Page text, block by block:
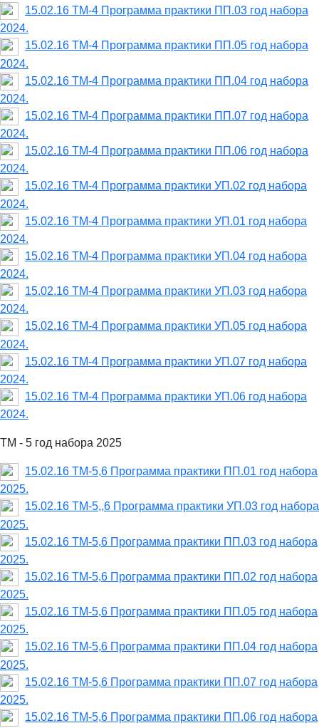
15.02.16 ТМ-4 Программа практики ПП.03 год набора
2024.
15.02.16 ТМ-4 Программа практики ПП.05 год набора
2024.
15.02.16 ТМ-4 Программа практики ПП.04 год набора
2024.
15.02.16 ТМ-4 Программа практики ПП.07 год набора
2024.
15.02.16 ТМ-4 Программа практики ПП.06 год набора
2024.
15.02.16 ТМ-4 Программа практики УП.02 год набора
2024.
15.02.16 ТМ-4 Программа практики УП.01 год набора
2024.
15.02.16 ТМ-4 Программа практики УП.04 год набора
2024.
15.02.16 ТМ-4 Программа практики УП.03 год набора
2024.
15.02.16 ТМ-4 Программа практики УП.05 год набора
2024.
15.02.16 ТМ-4 Программа практики УП.07 год набора
2024.
15.02.16 ТМ-4 Программа практики УП.06 год набора
2024.
ТМ - 5 год набора 2025
15.02.16 ТМ-5,6 Программа практики ПП.01 год набора
2025.
15.02.16 ТМ-5,,6 Программа практики УП.03 год набора
2025.
15.02.16 ТМ-5,6 Программа практики ПП.03 год набора
2025.
15.02.16 ТМ-5,6 Программа практики ПП.02 год набора
2025.
15.02.16 ТМ-5,6 Программа практики ПП.05 год набора
2025.
15.02.16 ТМ-5,6 Программа практики ПП.04 год набора
2025.
15.02.16 ТМ-5,6 Программа практики ПП.07 год набора
2025.
15.02.16 ТМ-5,6 Программа практики ПП.06 год набора